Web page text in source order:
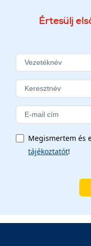
Értesülj
Megismertem és
tájékoztatót!